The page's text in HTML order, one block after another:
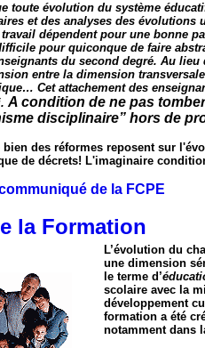
toute évolution du système
et des analyses des évolutions
dépendent pour une bonne
pour quiconque de faire
du second degré. Au
entre la dimension
Cet attachement des
A condition de ne pas
disciplinaire” hors de
des réformes reposent sur
de décrets! L'imaginaire
de la FCPE
la Formation
L’évolution du
une dimension
le terme d’
scolaire avec la
développement
formation a été
notamment dans